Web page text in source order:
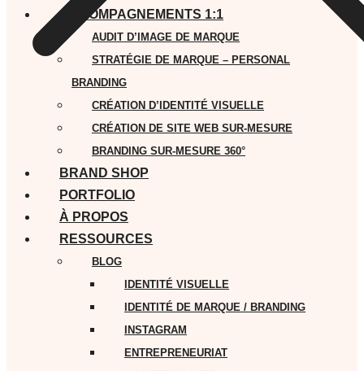
ACCOMPAGNEMENTS 1:1
AUDIT D’IMAGE DE MARQUE
STRATÉGIE DE MARQUE – PERSONAL
BRANDING
CRÉATION D’IDENTITÉ VISUELLE
CRÉATION DE SITE WEB SUR-MESURE
BRANDING SUR-MESURE 360°
BRAND SHOP
PORTFOLIO
À PROPOS
RESSOURCES
BLOG
IDENTITÉ VISUELLE
IDENTITÉ DE MARQUE / BRANDING
INSTAGRAM
ENTREPRENEURIAT